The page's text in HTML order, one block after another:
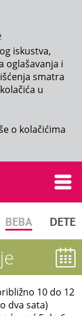
iskustva,
oglašavanja i
smatra
u
o kolačićima
BEBA DETE
10 do 12
dva sata)